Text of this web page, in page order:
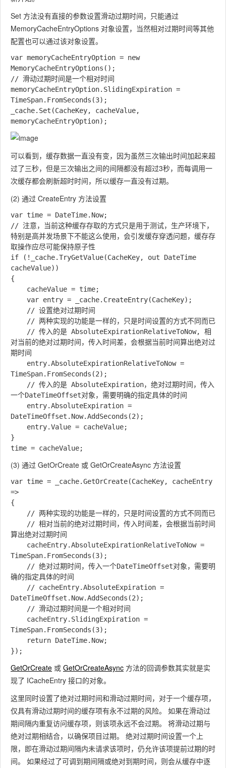
Set 方法没有直接的参数设置滑动过期时间，只能通过
MemoryCacheEntryOptions 对象设置，当然相对过期时间等其他
配置也可以通过该对象设置。
var memoryCacheEntryOption = new
MemoryCacheEntryOptions();
// 滑动过期时间是一个相对时间
memoryCacheEntryOption.SlidingExpiration =
TimeSpan.FromSeconds(3);
_cache.Set(CacheKey, cacheValue,
可以看到，缓存数据一直没有变，因为虽然三次输出时间加起来超
过了三秒，但是三次输出之间的间隔都没有超过3秒，而每调用一
次缓存都会刷新超时时间，所以缓存一直没有过期。
(2) 通过 CreateEntry 方法设置
var time = DateTime.Now;
// 注意，当前这种缓存存取的方式只是用于测试，生产环境下，
特别是高并发场景下不能这么使用，会引发缓存穿透问题，缓存存
取操作应尽可能保持原子性
if (!_cache.TryGetValue(CacheKey, out DateTime
cacheValue))
{
对当前的绝对过期时间，传入时间差，会根据当前时间算出绝对过
期时间
TimeSpan.FromSeconds(2);
一个DateTimeOffset对象，需要明确的指定具体的时间
DateTimeOffset.Now.AddSeconds(2);
}
(3) 通过 GetOrCreate 或 GetOrCreateAsync 方法设置
var time = _cache.GetOrCreate(CacheKey, cacheEntry
=>
{
算出绝对过期时间
TimeSpan.FromSeconds(3);
确的指定具体的时间
DateTimeOffset.Now.AddSeconds(2);
TimeSpan.FromSeconds(3);
GetOrCreate 或 GetOrCreateAsync 方法的回调参数其实就是实
现了 ICacheEntry 接口的对象。
这里同时设置了绝对过期时间和滑动过期时间，对于一个缓存项，
仅具有滑动过期时间的缓存项有永不过期的风险。 如果在滑动过
期间隔内重复访问缓存项，则该项永远不会过期。 将滑动过期与
绝对过期相结合，以确保项目过期。 绝对过期时间设置一个上
限，即在滑动过期间隔内未请求该项时，仍允许该项提前过期的时
间。 如果经过了可调到期间隔或绝对到期时间，则会从缓存中逐